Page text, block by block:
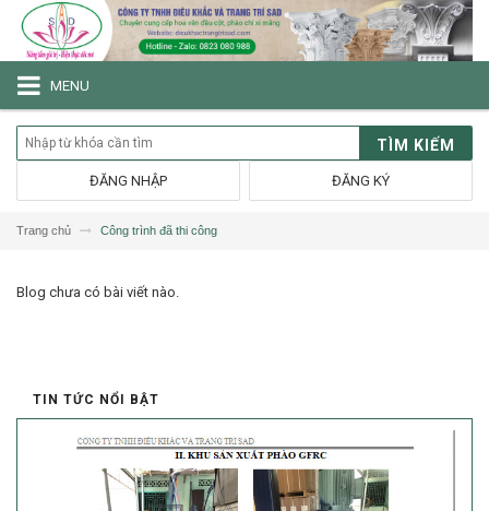
MENU
TÌM KIẾM
ĐĂNG KÝ
ĐĂNG NHẬP
Trang chủ Công trình đã thi công
Blog chưa có bài viết nào.
TIN TỨC NỔI BẬT